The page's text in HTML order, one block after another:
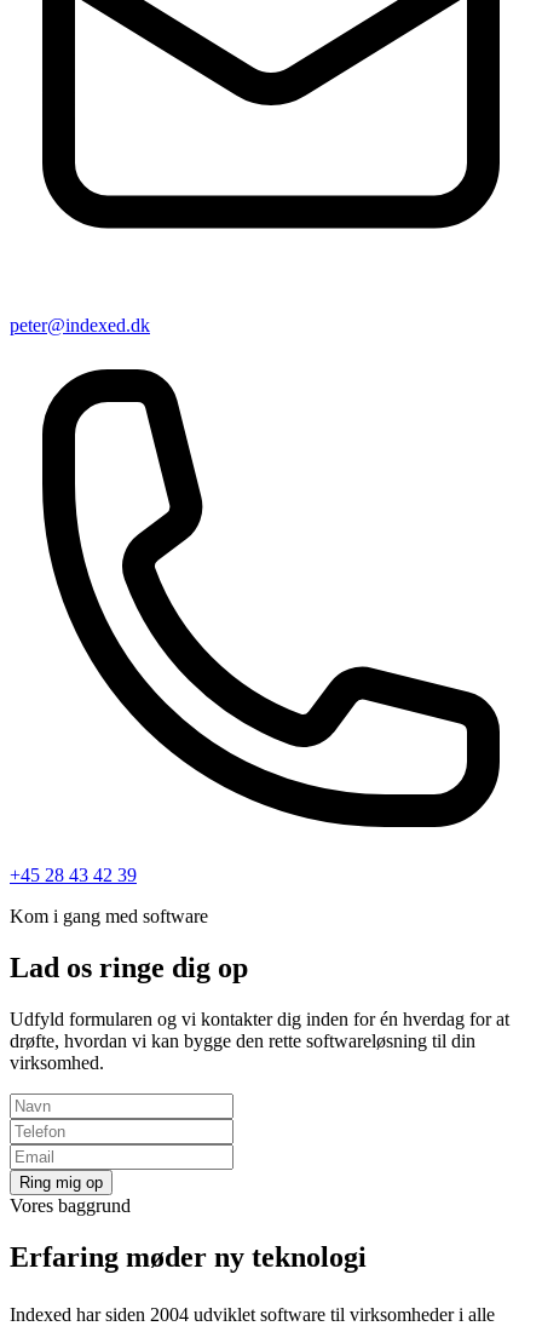
peter@indexed.dk
+45 28 43 42 39
Kom i gang med software
Lad os ringe dig op
Udfyld formularen og vi kontakter dig inden for én hverdag for at
drøfte, hvordan vi kan bygge den rette softwareløsning til din
virksomhed.
Vores baggrund
Erfaring møder ny teknologi
Indexed har siden 2004 udviklet software til virksomheder i alle